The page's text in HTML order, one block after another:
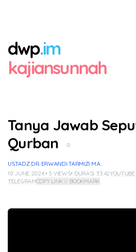
dwp.im
kajiansunnah
Tanya Jawab
Qurban
○
USTADZ DR. ERWANDI TARMIZI M.A.
10 JUNE 2024 • 3 VIEWS• DURASI: 33:42YOUTUBE
TELEGRAMCOPY LINK☆ BOOKMARK